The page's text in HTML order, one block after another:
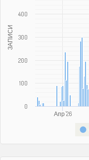
ЗАПИСИ
Апр '26
0
100
200
300
400